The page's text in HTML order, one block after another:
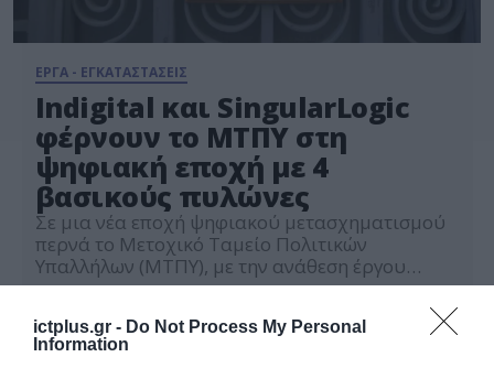
ictplus.gr - Do Not Process My Personal
Information
ΕΡΓΑ - ΕΓΚΑΤΑΣΤΑΣΕΙΣ
Indigital και SingularLogic
φέρνουν το ΜΤΠΥ στη
ψηφιακή εποχή με 4
βασικούς πυλώνες
Σε μια νέα εποχή ψηφιακού μετασχηματισμού
περνά το Μετοχικό Ταμείο Πολιτικών
Υπαλλήλων (ΜΤΠΥ), με την ανάθεση έργου
αναβάθμισης του Ολοκληρωμένου
Πληροφοριακού Συστήματός του (ΟΠΣ) στην
ένωση εταιρειών Indigital – SingularLogic. Η
υπογραφή σύμβασης, ύψους 617.520 ευρώ,